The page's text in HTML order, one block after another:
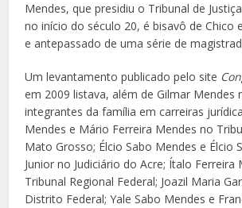
Mendes, que presidiu o Tribunal de
no início do século 20, é bisavô de Chico
e antepassado de uma série de
Um levantamento publicado pelo site
em 2009 listava, além de Gilmar Mendes
integrantes da família em carreiras
Mendes e Mário Ferreira Mendes no
Mato Grosso; Élcio Sabo Mendes e Élcio
Junior no Judiciário do Acre; Ítalo Ferreira
Tribunal Regional Federal; Joazil Maria
Distrito Federal; Yale Sabo Mendes e